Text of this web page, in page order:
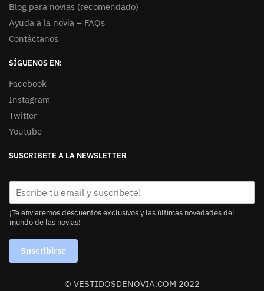
Blog para novias (recomendado)
Ayuda a la novia – FAQs
Contáctanos
SÍGUENOS EN:
Facebook
Instagram
Twitter
Youtube
SUSCRIBETE A LA NEWSLETTER
¡Te enviaremos descuentos exclusivos y las últimas novedades del
mundo de las novias!
Suscribirse
© VESTIDOSDENOVIA.COM 2022